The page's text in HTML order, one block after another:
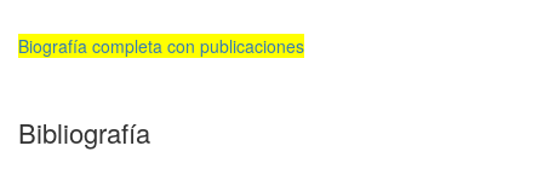
Biografía completa con publicaciones
Bibliografía